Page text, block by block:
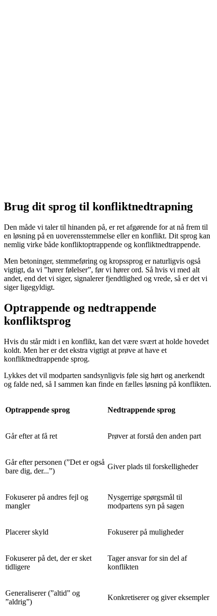
Brug dit sprog til konfliktnedtrapning
Den måde vi taler til hinanden på, er ret afgørende for at nå frem til
en løsning på en uoverensstemmelse eller en konflikt. Dit sprog kan
nemlig virke både konfliktoptrappende og konfliktnedtrappende.
Men betoninger, stemmeføring og kropssprog er naturligvis også
vigtigt, da vi ”hører følelser”, før vi hører ord. Så hvis vi med alt
andet, end det vi siger, signalerer fjendtlighed og vrede, så er det vi
siger ligegyldigt.
Optrappende og nedtrappende
konfliktsprog
Hvis du står midt i en konflikt, kan det være svært at holde hovedet
koldt. Men her er det ekstra vigtigt at prøve at have et
konfliktnedtrappende sprog.
Lykkes det vil modparten sandsynligvis føle sig hørt og anerkendt
og falde ned, så I sammen kan finde en fælles løsning på konflikten.
Optrappende sprog Nedtrappende sprog
Går efter at få ret Prøver at forstå den anden part
Går efter personen (”Det er også
bare dig, der...”)
Giver plads til forskelligheder
Fokuserer på andres fejl og
mangler
Nysgerrige spørgsmål til
modpartens syn på sagen
Placerer skyld Fokuserer på muligheder
Fokuserer på det, der er sket
tidligere
Tager ansvar for sin del af
konflikten
Generaliserer (”altid” og
”aldrig”)
Konkretiserer og giver eksempler